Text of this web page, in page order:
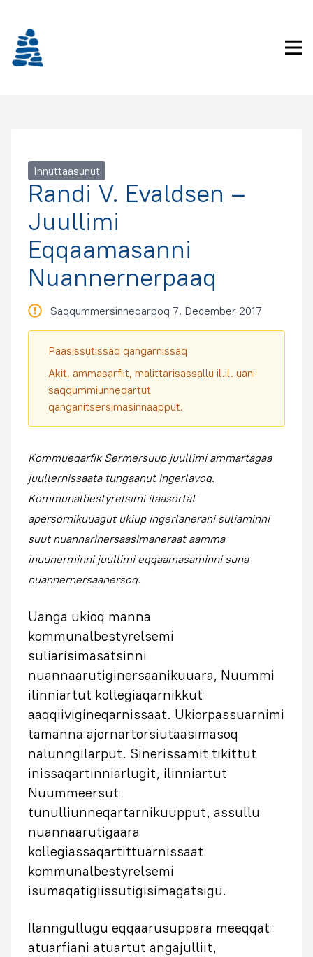
Innuttaasunut
Randi V. Evaldsen –
Juullimi
Eqqaamasanni
Nuannernerpaaq
Saqqummersinneqarpoq 7. December 2017
Paasissutissaq qangarnissaq
Akit, ammasarfiit, malittarisassallu il.il. uani
saqqummiunneqartut
qanganitsersimasinnaapput.
Kommueqarfik Sermersuup juullimi ammartagaa
juullernissaata tungaanut ingerlavoq.
Kommunalbestyrelsimi ilaasortat
apersornikuuagut ukiup ingerlanerani suliaminni
suut nuannarinersaasimaneraat aamma
inuunerminni juullimi eqqaamasaminni suna
nuannernersaanersoq.
Uanga ukioq manna
kommunalbestyrelsemi
suliarisimasatsinni
nuannaarutiginersaanikuuara, Nuummi
ilinniartut kollegiaqarnikkut
aaqqiivigineqarnissaat. Ukiorpassuarnimi
tamanna ajornartorsiutaasimasoq
nalunngilarput. Sinerissamit tikittut
inissaqartinniarlugit, ilinniartut
Nuummeersut
tunulliunneqartarnikuupput, assullu
nuannaarutigaara
kollegiassaqartittuarnissaat
kommunalbestyrelsemi
isumaqatigiissutigisimagatsigu.
Ilanngullugu eqqaarusuppara meeqqat
atuarfiani atuartut angajulliit,